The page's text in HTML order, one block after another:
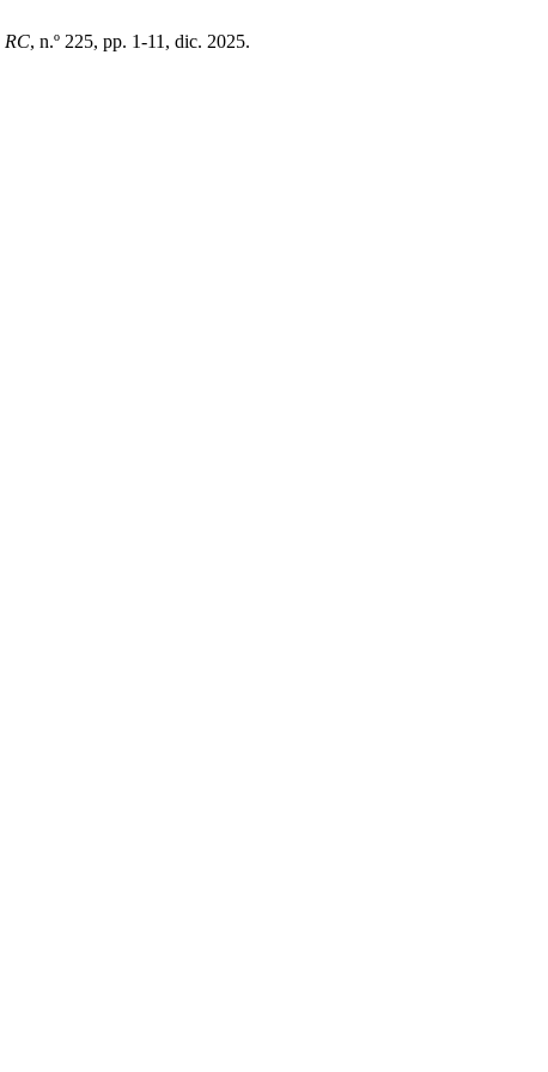
RC, n.º 225, pp. 1-11, dic. 2025.